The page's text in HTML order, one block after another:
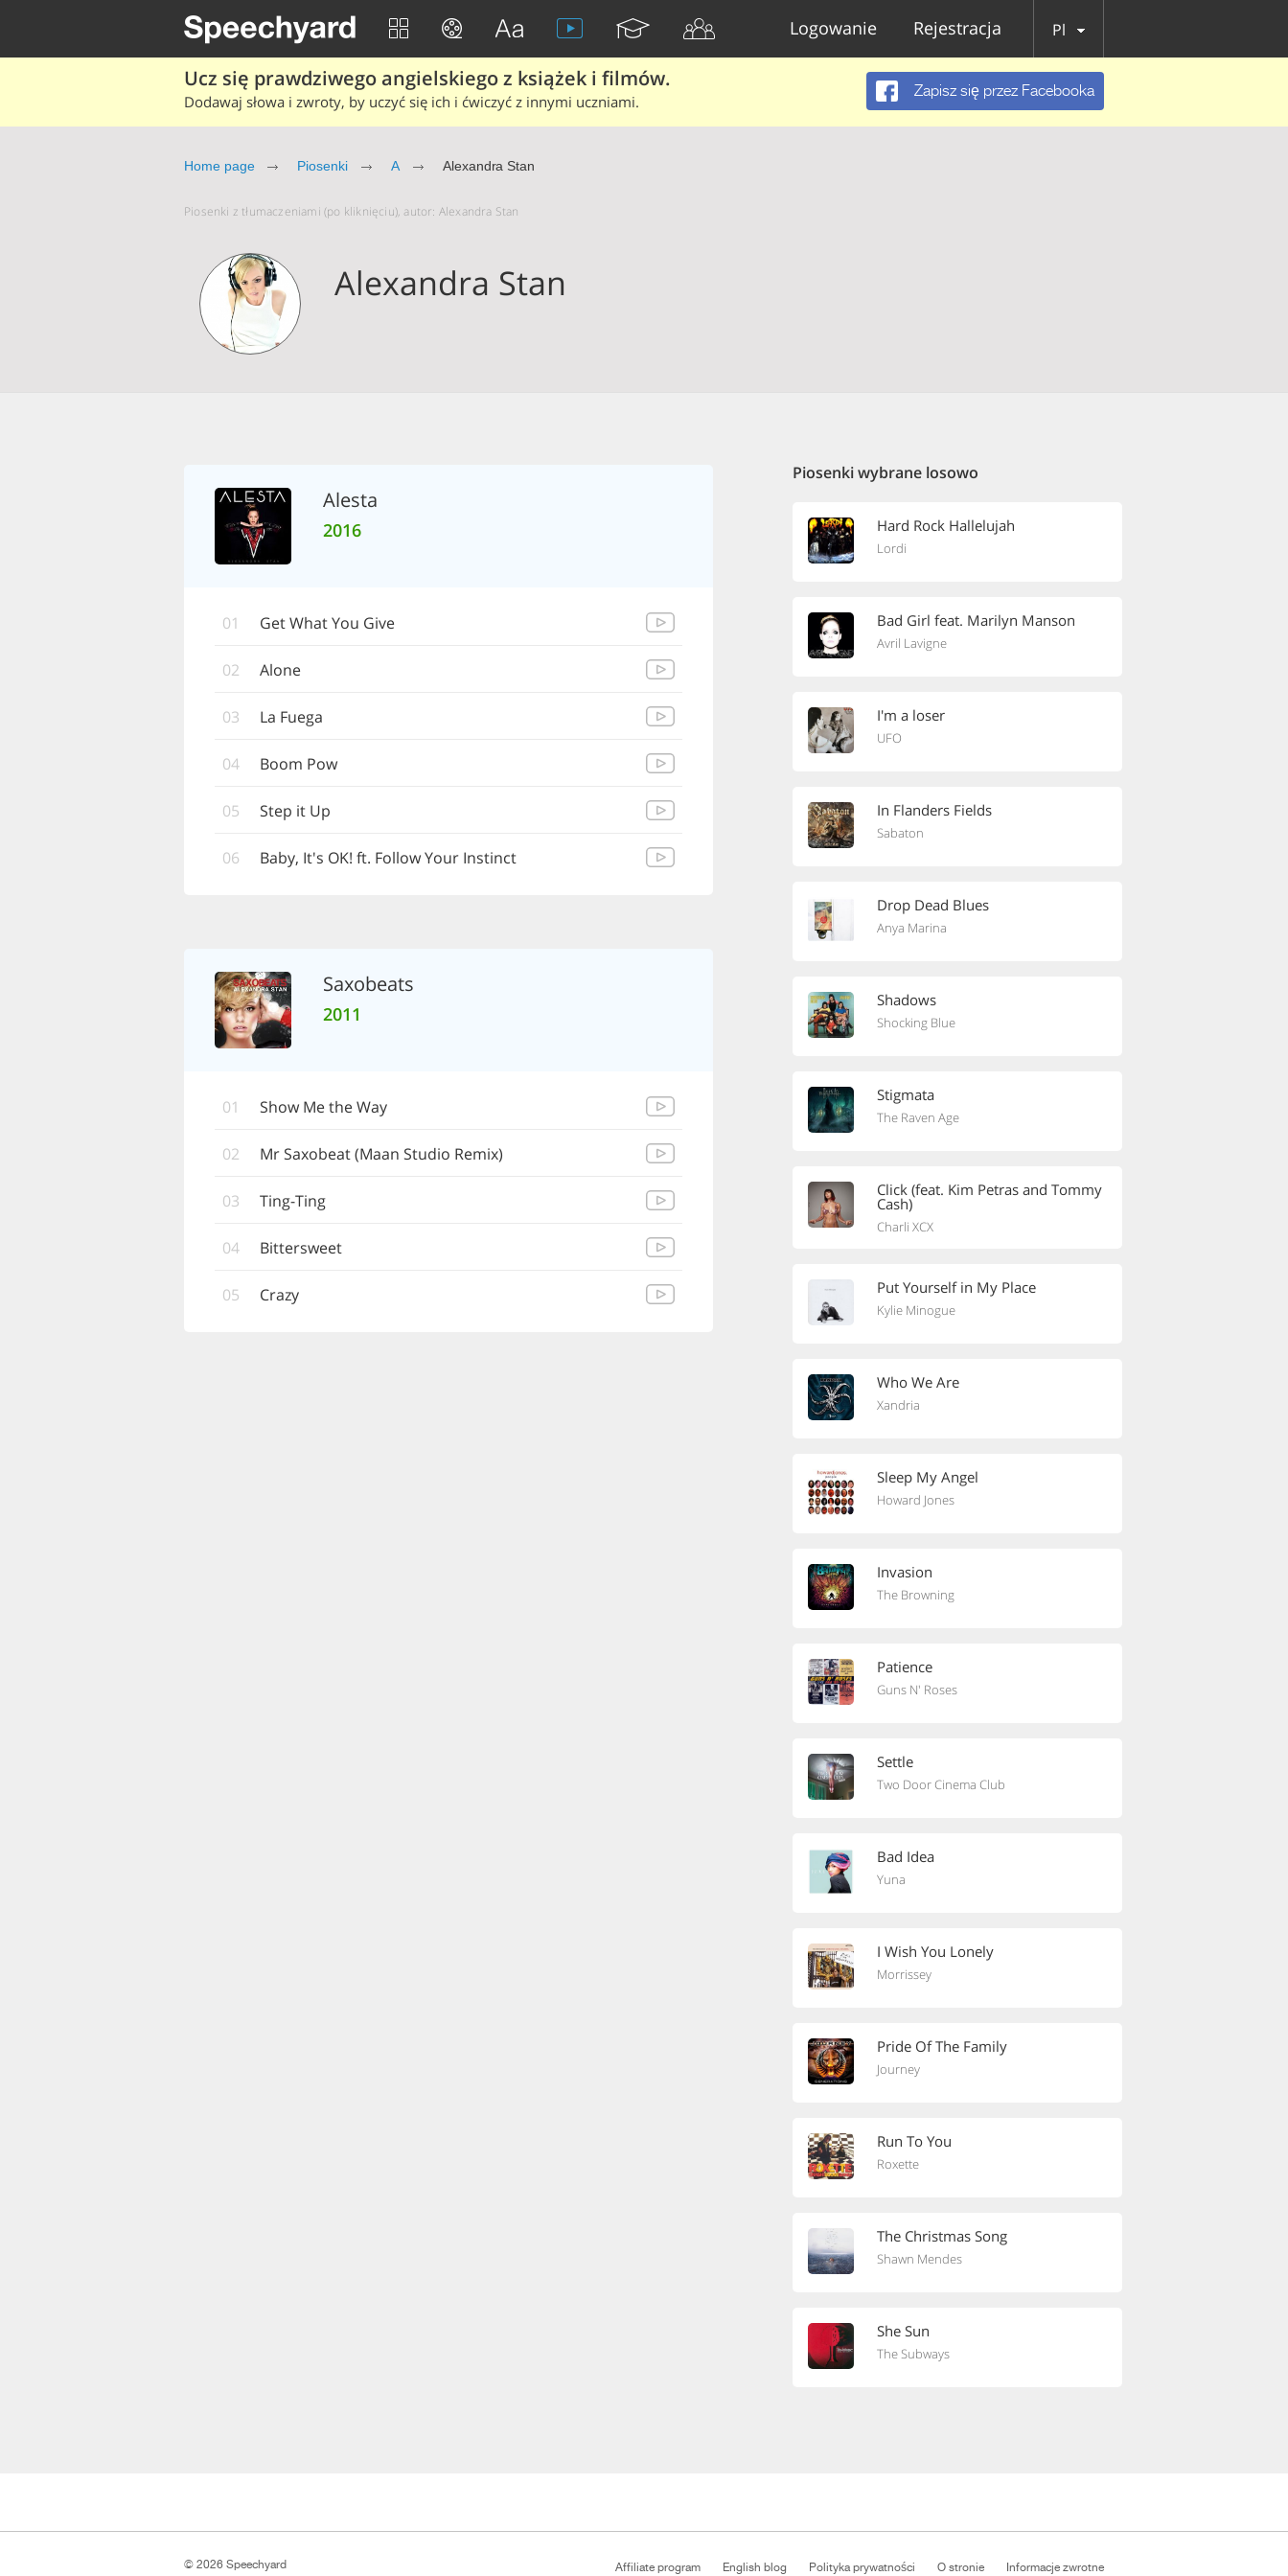
Logowanie Rejestracja Pl
Ucz się prawdziwego angielskiego z książek i filmów.
Dodawaj słowa i zwroty, by uczyć się ich i ćwiczyć z innymi uczniami.
Zapisz się przez Facebooka
Home page Piosenki A Alexandra Stan
Piosenki z tłumaczeniami (po kliknięciu), autor: Alexandra Stan
Alexandra Stan
Alesta
2016
01 Get What You Give
02 Alone
03 La Fuega
04 Boom Pow
05 Step it Up
06 Baby, It's OK! ft. Follow Your Instinct
Saxobeats
2011
01 Show Me the Way
02 Mr Saxobeat (Maan Studio Remix)
03 Ting-Ting
04 Bittersweet
05 Crazy
Piosenki wybrane losowo
Hard Rock Hallelujah
Lordi
Bad Girl feat. Marilyn Manson
Avril Lavigne
I'm a loser
UFO
In Flanders Fields
Sabaton
Drop Dead Blues
Anya Marina
Shadows
Shocking Blue
Stigmata
The Raven Age
Click (feat. Kim Petras and Tommy
Cash)
Charli XCX
Put Yourself in My Place
Kylie Minogue
Who We Are
Xandria
Sleep My Angel
Howard Jones
Invasion
The Browning
Patience
Guns N' Roses
Settle
Two Door Cinema Club
Bad Idea
Yuna
I Wish You Lonely
Morrissey
Pride Of The Family
Journey
Run To You
Roxette
The Christmas Song
Shawn Mendes
She Sun
The Subways
Affiliate program English blog Polityka prywatności O stronie Informacje zwrotne
© 2026 Speechyard